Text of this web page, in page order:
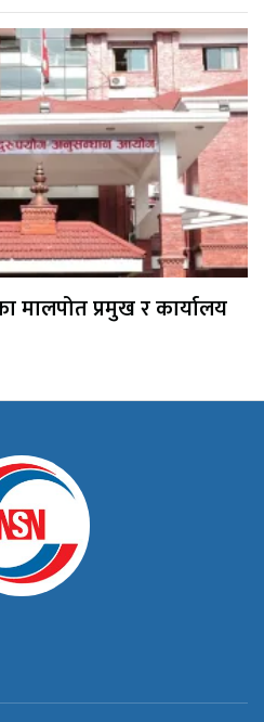
मालपोत प्रमुख र कार्यालय